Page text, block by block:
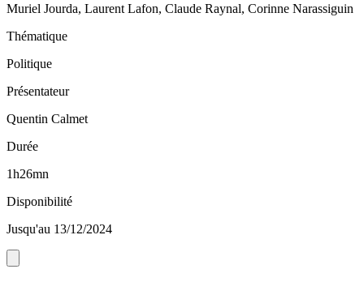
Muriel Jourda, Laurent Lafon, Claude Raynal, Corinne Narassiguin
Thématique
Politique
Présentateur
Quentin Calmet
Durée
1h26mn
Disponibilité
Jusqu'au 13/12/2024